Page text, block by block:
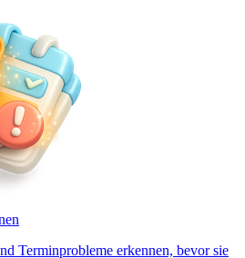
Terminprobleme erkennen, bevor sie